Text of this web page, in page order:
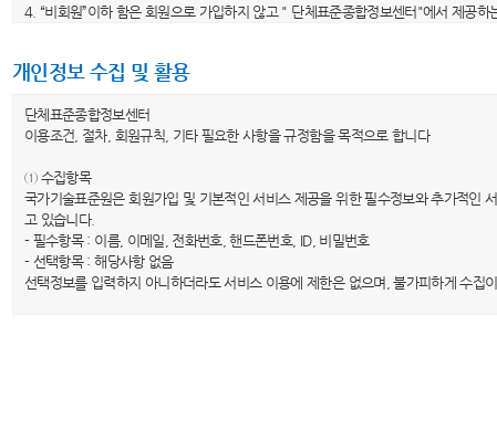
4. “비회원”이하 함은 회원으로 가입하지 않고 " 단체표준종합정보센터"에서 제공하
6. "비밀번호"라 함은 회원이 자신의 개인정보 및 직접 작성한 비공개 콘텐츠의 보
1. 당 사이트는 이 약관의 내용을 회원이 알 수 있도록 당 사이트의 초기 서비스화면
수 있습니다.
전부터 적용일자 전일까지 공지합니다. 다만, 회원에게 불리하게 약관내용을 변경
이트는 개정 전 내용과 개정 후 내용을 명확하게 비교하여 이용자가 알기 쉽도록 표
3. 당 사이트가 전항에 따라 개정약관을 공지하면서 “개정일자 적용 이전까지 회원
봅니다.”라는 취지를 명확하게 공지하였음에도 회원이 명시적으로 거부의 의사표시
하지 않는 경우 당 사이트 이용계약을 해지할 수 있습니다.
개인정보 수집 및 활용
단체표준종합정보센터
이용조건, 절차, 회원규칙, 기타 필요한 사항을 규정함을 목적으로 합니다
① 수집항목
국가기술표준원은 회원가입 및 기본적인 서비스 제공을 위한 필수정보와 추가적인
고 있습니다.
- 필수항목 : 이름, 이메일, 전화번호, 핸드폰번호, ID, 비밀번호
- 선택항목 : 해당사항 없음
선택정보를 입력하지 아니하더라도 서비스 이용에 제한은 없으며, 불가피하게 수집
국가기술표준원은 수집한 개인정보를 홈페이지 서비스 제공을 위한 회원관리 목